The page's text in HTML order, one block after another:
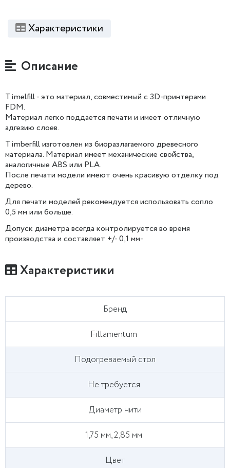
Характеристики
Описание
Timelfill - это материал, совместимый с 3D-принтерами
FDM.
Материал легко поддается печати и имеет отличную
адгезию слоев.
Timberfill изготовлен из биоразлагаемого древесного
материала. Материал имеет механические свойства,
аналогичные ABS или PLA.
После печати модели имеют очень красивую отделку под
дерево.
Для печати моделей рекомендуется использовать сопло
0,5 мм или больше.
Допуск диаметра всегда контролируется во время
производства и составляет +/- 0,1 мм-
Характеристики
Бренд
Fillamentum
Подогреваемый стол
Не требуется
Диаметр нити
1,75 мм, 2,85 мм
Цвет